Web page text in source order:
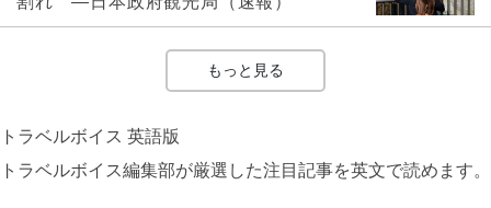
もっと見る
トラベルボイス 英語版
トラベルボイス編集部が厳選した注目記事を英文で読めます。